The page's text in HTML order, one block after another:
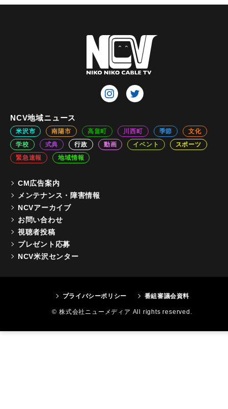
NCV地域ニュース
米沢市 南陽市 高畠町 川西町 季節
文化
学校
式典 行政 動画 イベント
スポーツ
緊急速報
地域情報
CM広告案内
メンテナンス・障害情報
NCVアーカイブ
お問い合わせ
視聴者投稿
プレゼント応募
NCV米沢センター
プライバシーポリシー 番組審議会資料
© 株式会社ニューメディア All rights reserved.